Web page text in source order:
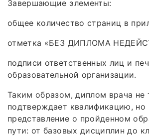
Завершающие элементы:
общее количество страниц в
отметка «БЕЗ ДИПЛОМА
подписи ответственных лиц и
образовательной организации.
Таким образом, диплом врача не
подтверждает квалификацию, но
представление о пройденном
пути: от базовых дисциплин до